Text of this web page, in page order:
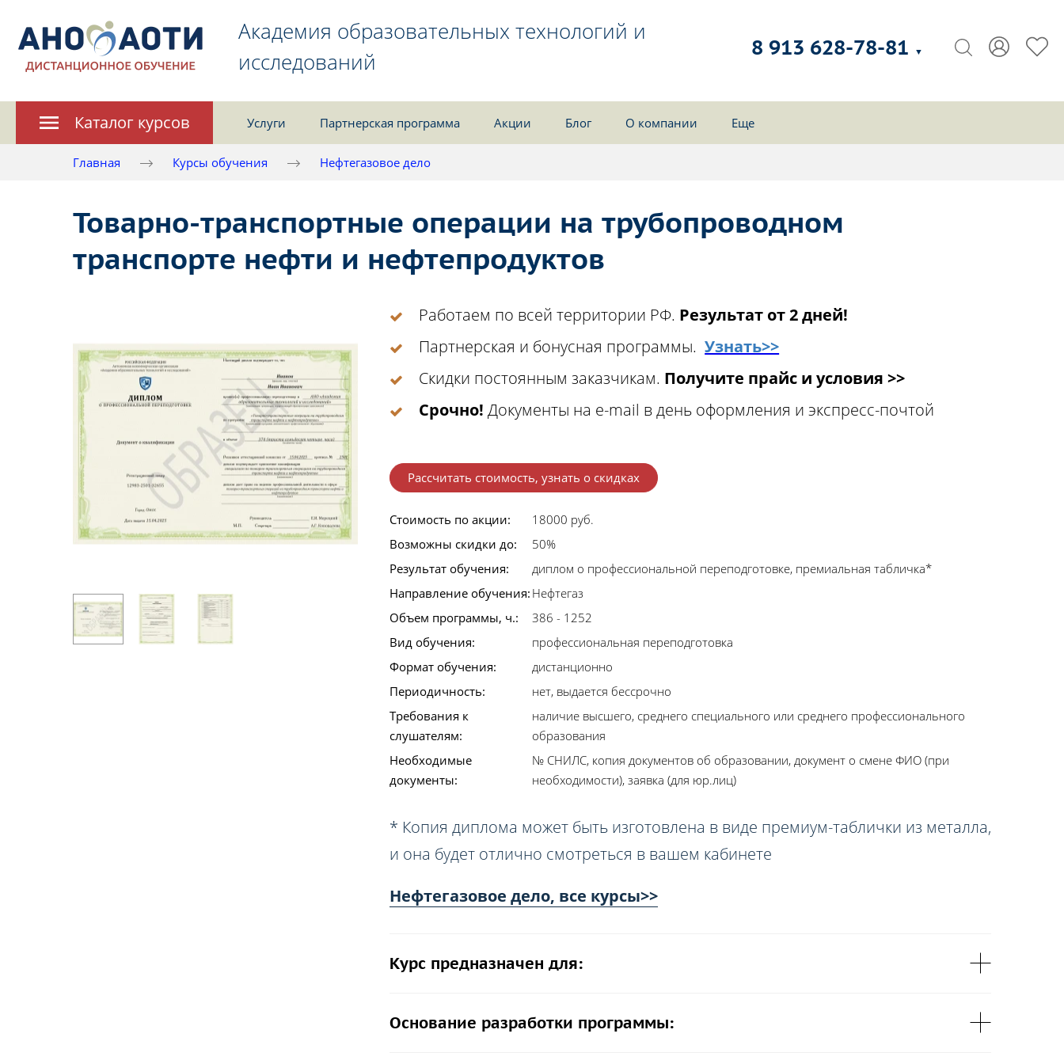
Академия образовательных технологий и
исследований
8 913 628-78-81 ▼
Каталог курсов Услуги Партнерская программа Акции Блог О компании Еще
Главная Курсы обучения Нефтегазовое дело
Товарно-транспортные операции на трубопроводном
транспорте нефти и нефтепродуктов
Работаем по всей территории РФ. Результат от 2 дней!
Партнерская и бонусная программы.Узнать>>
Скидки постоянным заказчикам. Получите прайс и условия >>
Срочно! Документы на e-mail в день оформления и экспресс-почтой
Рассчитать стоимость, узнать о скидках
Стоимость по акции:
18000 руб.
Возможны скидки до:
50%
Результат обучения:
диплом о профессиональной переподготовке, премиальная табличка*
Направление обучения: Нефтегаз
Объем программы, ч.:
386 - 1252
Вид обучения:
профессиональная переподготовка
Формат обучения:
дистанционно
Периодичность:
нет, выдается бессрочно
Требования к
слушателям:
наличие высшего, среднего специального или среднего профессионального
образования
Необходимые
документы:
№ СНИЛС, копия документов об образовании, документ о смене ФИО (при
необходимости), заявка (для юр.лиц)
* Копия диплома может быть изготовлена в виде премиум-таблички из металла,
и она будет отлично смотреться в вашем кабинете
Нефтегазовое дело, все курсы>>
Курс предназначен для:
Основание разработки программы: